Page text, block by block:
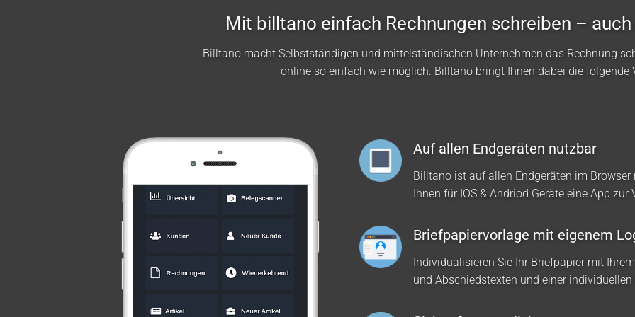
Mit billtano einfach Rechnungen schreiben –
Billtano macht Selbstständigen und mittelständischen Unternehmen das Rechnung
online so einfach wie möglich. Billtano bringt Ihnen dabei die folgende
Auf allen Endgeräten nutzbar
Billtano ist auf allen Endgeräten im
Ihnen für IOS & Andriod Geräte eine App zur
Briefpapiervorlage mit eigenem
Individualisieren Sie Ihr Briefpapier mit
und Abschiedstexten und einer individuellen